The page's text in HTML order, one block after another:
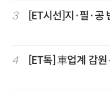
3 [ET시선]지·필·공
4 [ET톡] 車업계 감